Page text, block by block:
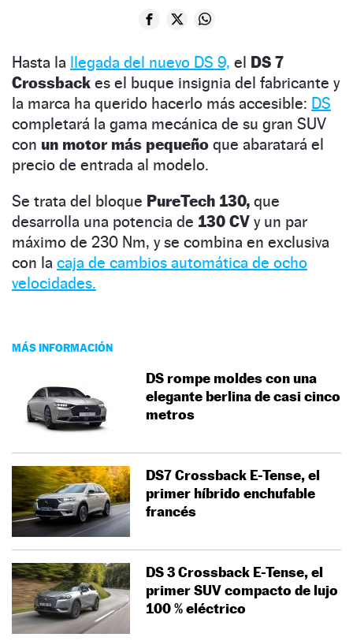
Hasta la llegada del nuevo DS 9, el DS 7
Crossback es el buque insignia del fabricante y
la marca ha querido hacerlo más accesible: DS
completará la gama mecánica de su gran SUV
con un motor más pequeño que abaratará el
precio de entrada al modelo.
Se trata del bloque PureTech 130, que
desarrolla una potencia de 130 CV y un par
máximo de 230 Nm, y se combina en exclusiva
con la caja de cambios automática de ocho
velocidades.
MÁS INFORMACIÓN
DS rompe moldes con una
elegante berlina de casi cinco
metros
DS7 Crossback E-Tense, el
primer híbrido enchufable
francés
DS 3 Crossback E-Tense, el
primer SUV compacto de lujo
100 % eléctrico